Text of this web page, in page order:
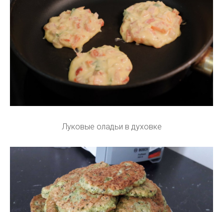
Луковые оладьи в духовке